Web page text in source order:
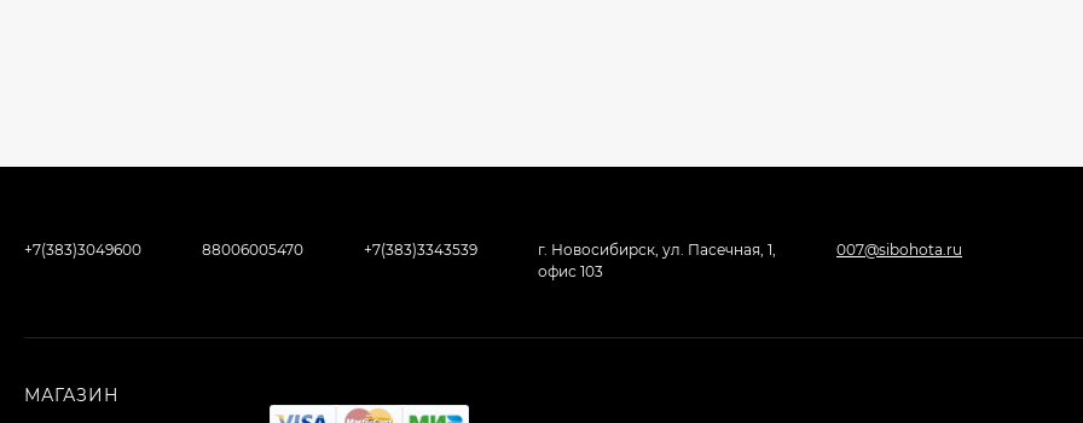
+7(383)3049600 88006005470 +7(383)3343539
г. Новосибирск, ул. Пасечная, 1,
офис 103
007@sibohota.ru
МАГАЗИН